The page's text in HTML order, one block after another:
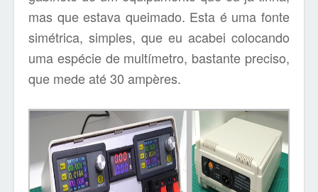
mas que estava queimado. Esta é uma fonte
simétrica, simples, que eu acabei colocando
uma espécie de multímetro, bastante preciso,
que mede até 30 ampères.